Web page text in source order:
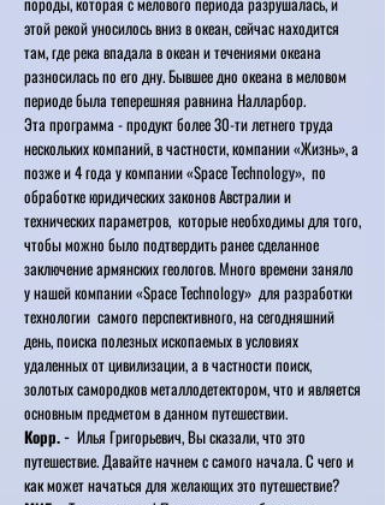
этой рекой уносилось вниз в океан, сейчас находится
там, где река впадала в океан и течениями океана
разносилась по его дну. Бывшее дно океана в меловом
периоде была теперешняя равнина Налларбор.
Эта программа - продукт более 30-ти летнего труда
нескольких компаний, в частности, компании «Жизнь», а
позже и 4 года у компании «Space Technology», по
обработке юридических законов Австралии и
технических параметров, которые необходимы для того,
чтобы можно было подтвердить ранее сделанное
заключение армянских геологов. Много времени заняло
у нашей компании «Space Technology» для разработки
технологии самого перспективного, на сегодняшний
день, поиска полезных ископаемых в условиях
удаленных от цивилизации, а в частности поиск,
золотых самородков металлодетектором, что и является
основным предметом в данном путешествии.
Корр. - Илья Григорьевич, Вы сказали, что это
путешествие. Давайте начнем с самого начала. С чего и
как может начаться для желающих это путешествие?